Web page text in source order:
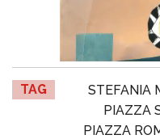
TAG STEFANIA
PIAZZA
PIAZZA